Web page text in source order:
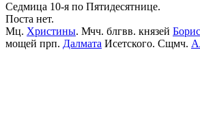
Седмица 10-я по Пятидесятнице.
Поста нет.
Мц. Христины. Мчч. блгвв. князей
мощей прп. Далмата Исетского. Сщмч.